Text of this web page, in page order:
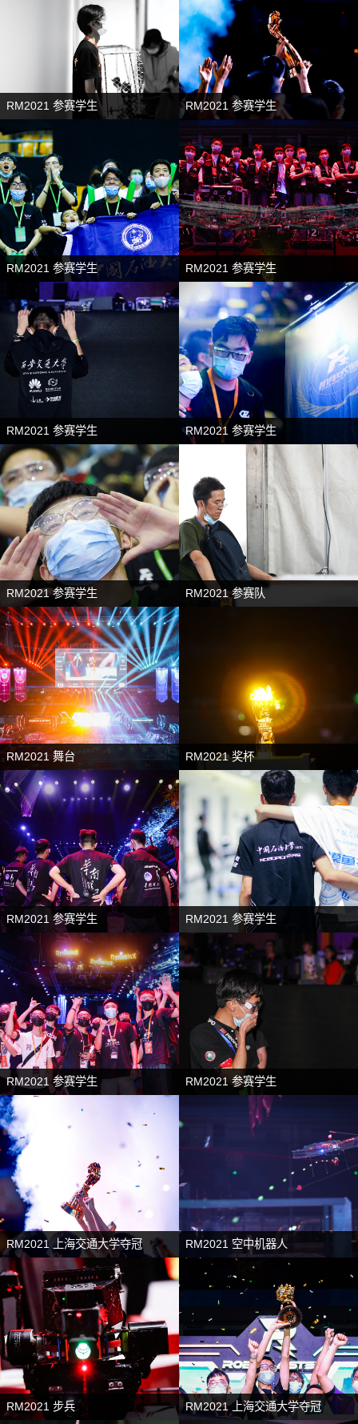
RM2021 参赛学生 RM2021 参赛学生
RM2021 参赛学生 RM2021 参赛学生
RM2021 参赛学生 RM2021 参赛学生
RM2021 参赛学生 RM2021 参赛队
RM2021 舞台 RM2021 奖杯
RM2021 参赛学生 RM2021 参赛学生
RM2021 参赛学生 RM2021 参赛学生
RM2021 上海交通大学夺冠 RM2021 空中机器人
RM2021 步兵 RM2021 上海交通大学夺冠